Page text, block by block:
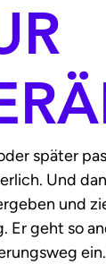
später
Und
und
Er geht so